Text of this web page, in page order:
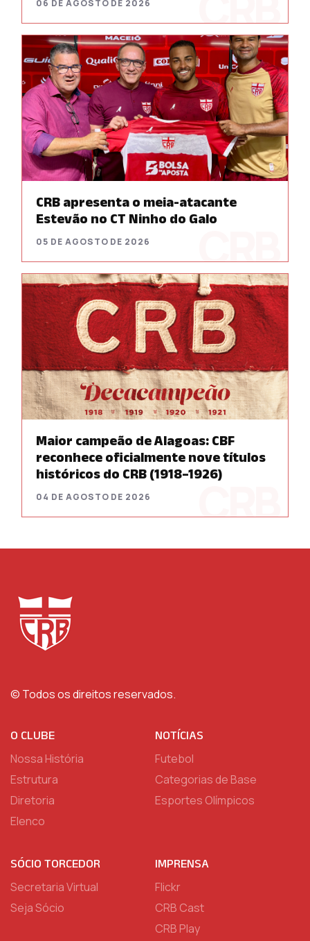
06 DE AGOSTO DE 2026
CRB apresenta o meia-atacante
Estevão no CT Ninho do Galo
05 DE AGOSTO DE 2026
Maior campeão de Alagoas: CBF
reconhece oficialmente nove títulos
históricos do CRB (1918–1926)
04 DE AGOSTO DE 2026
© Todos os direitos reservados.
O CLUBE
Nossa História
Estrutura
Diretoria
Elenco
NOTÍCIAS
Futebol
Categorias de Base
Esportes Olímpicos
SÓCIO TORCEDOR
Secretaria Virtual
Seja Sócio
IMPRENSA
Flickr
CRB Cast
CRB Play